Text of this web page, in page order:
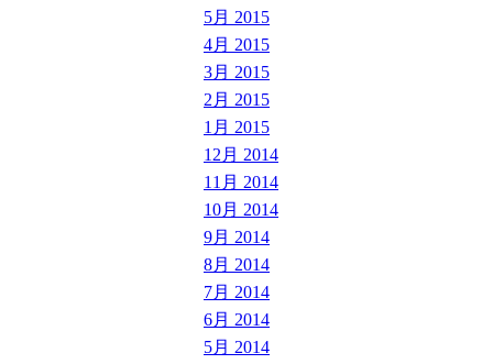
5月 2015
4月 2015
3月 2015
2月 2015
1月 2015
12月 2014
11月 2014
10月 2014
9月 2014
8月 2014
7月 2014
6月 2014
5月 2014